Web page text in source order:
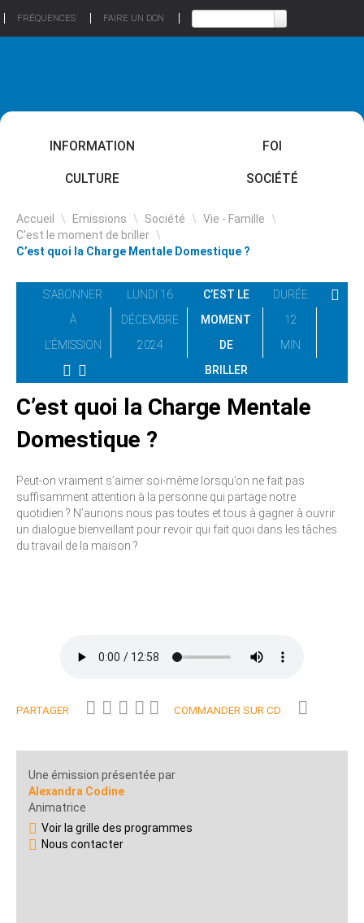
FRÉQUENCES FAIRE UN DON
INFORMATION FOI
CULTURE SOCIÉTÉ
Accueil \ Emissions \ Société \ Vie - Famille \
C’est le moment de briller \
C’est quoi la Charge Mentale Domestique ?
S'ABONNER
À
L'ÉMISSION
LUNDI 16
DÉCEMBRE
2024
C’EST LE
MOMENT
DE
BRILLER
DURÉE
12
MIN
C’est quoi la Charge Mentale
Domestique ?
Peut-on vraiment s’aimer soi-même lorsqu’on ne fait pas
suffisamment attention à la personne qui partage notre
quotidien ? N’aurions nous pas toutes et tous à gagner à ouvrir
un dialogue bienveillant pour revoir qui fait quoi dans les tâches
du travail de la maison ?
PARTAGER COMMANDER SUR CD
Une émission présentée par
Alexandra Codine
Animatrice
Voir la grille des programmes
Nous contacter